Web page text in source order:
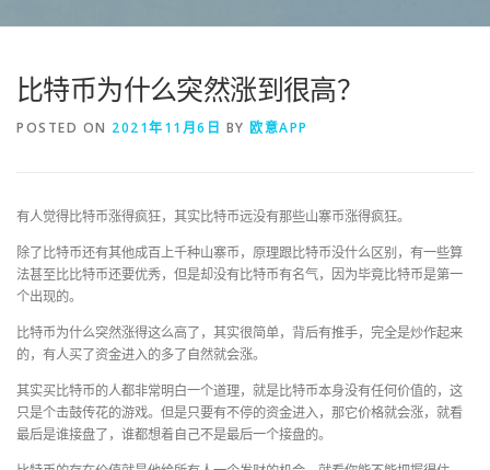
比特币为什么突然涨到很高？
POSTED ON 2021年11月6日 BY 欧意APP
有人觉得比特币涨得疯狂，其实比特币远没有那些山寨币涨得疯狂。
除了比特币还有其他成百上千种山寨币，原理跟比特币没什么区别，有一些算
法甚至比比特币还要优秀，但是却没有比特币有名气，因为毕竟比特币是第一
个出现的。
比特币为什么突然涨得这么高了，其实很简单，背后有推手，完全是炒作起来
的，有人买了资金进入的多了自然就会涨。
其实买比特币的人都非常明白一个道理，就是比特币本身没有任何价值的，这
只是个击鼓传花的游戏。但是只要有不停的资金进入，那它价格就会涨，就看
最后是谁接盘了，谁都想着自己不是最后一个接盘的。